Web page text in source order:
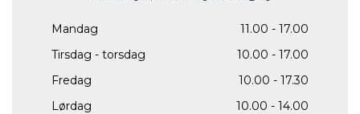
Mandag
11.00 - 17.00
Tirsdag - torsdag
10.00 - 17.00
Fredag
10.00 - 17.30
Lørdag
10.00 - 14.00